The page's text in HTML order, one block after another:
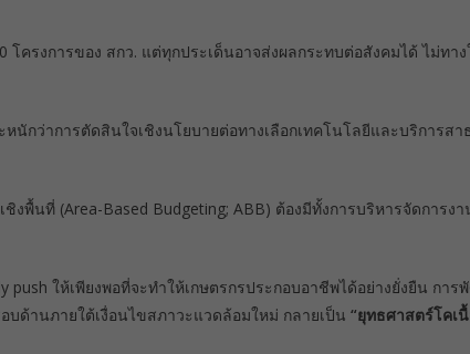
ครงการของ สกว. แต่ทุกประเด็นอาจส่งผลกระทบต่อสังคมได้ ไม่ทา
นักว่าการตัดสินใจเชิงนโยบายต่อทางเลือกเทคโนโลยีและบริการส
นที่ (Area-Based Budgeting; ABB) ต้องมีทั้งการบริหารจัดการงา
ให้เพียงพอที่จะทำให้เกษตรกรประกอบอาชีพได้อย่างยั่งยืน กา
บด้านภายใต้เงื่อนไขสภาวะแวดล้อมใหม่ กลายเป็น “ยุทธศาสตร์โคเ